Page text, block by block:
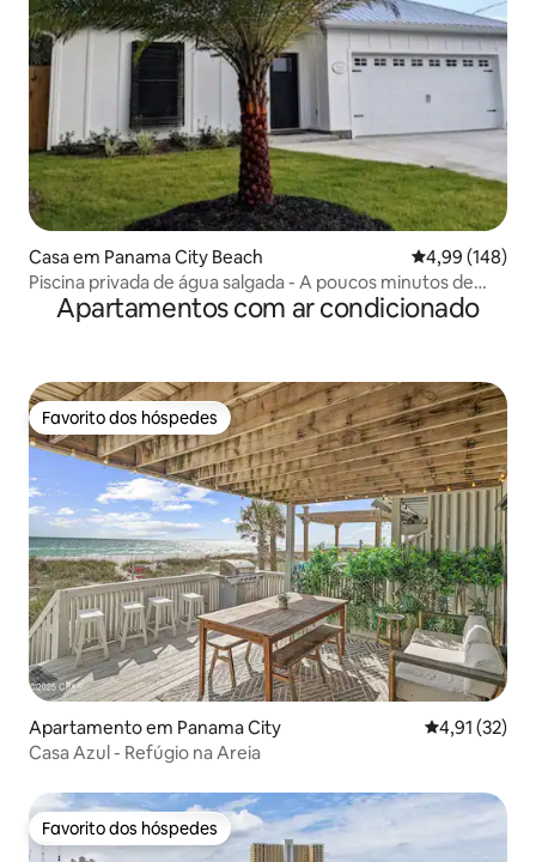
Casa em Panama City Beach Classificação
4,99 (148)
Piscina privada de água salgada - A poucos minutos de
30A - A poucos passos da praia
Apartamentos com ar condicionado
Favorito dos hóspedes
Favorito dos hóspedes
Apartamento em Panama City Classificação
4,91 (32)
Casa Azul - Refúgio na Areia
Favorito dos hóspedes
Favorito dos hóspedes